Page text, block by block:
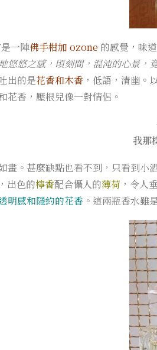
一陣佛手柑加 ozone 的感覺，味
悠悠之感，頃刻間，混沌的心景，
出的是花香和木香 ，低語，清幽。
花香，壓根兒像一對情侶。
我那
畫。甚麼缺點也看不到，只看到小
出色的檸香配合懾人的薄荷 ，令人
明感和隱約的花香 。這兩瓶香水雖